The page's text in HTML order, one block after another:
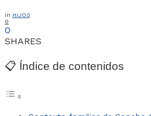
in HIJOS
0
0
SHARES
📋 Índice de contenidos